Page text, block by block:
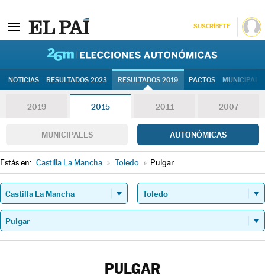
SUSCRÍBETE
NOTICIAS RESULTADOS 2023 RESULTADOS 2019 PACTOS
2019 2015 2011 2007
MUNICIPALES AUTONÓMICAS
Estás en: Castilla La Mancha » Toledo » Pulgar
PULGAR